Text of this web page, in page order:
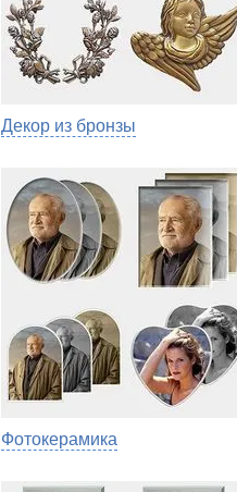
Декор из бронзы
Фотокерамика